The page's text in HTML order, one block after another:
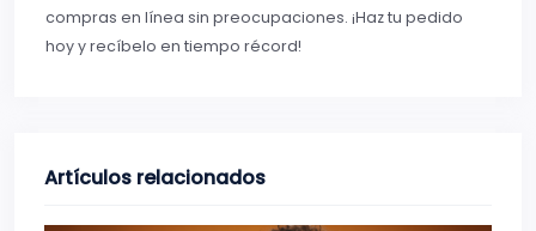
compras en línea sin preocupaciones. ¡Haz tu pedido
hoy y recíbelo en tiempo récord!
Artículos relacionados